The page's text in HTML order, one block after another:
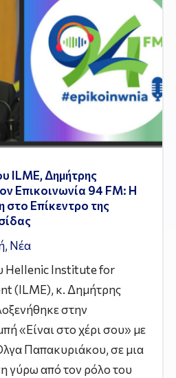
ILME, Δημήτρης
Επικοινωνία 94 FM: Η
στο Επίκεντρο της
, Νέα
Hellenic Institute for
(ILME), κ. Δημήτρης
στην
«Είναι στο χέρι σου» με
Παπακυριάκου, σε μια
γύρω από τον ρόλο του